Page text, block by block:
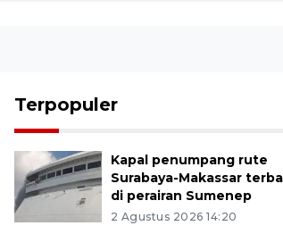
Terpopuler
Kapal penumpang rute
Surabaya-Makassar
di perairan Sumenep
2 Agustus 2026 14:20